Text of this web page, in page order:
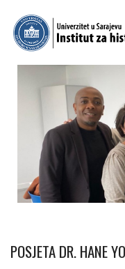
POSJETA DR. HANE